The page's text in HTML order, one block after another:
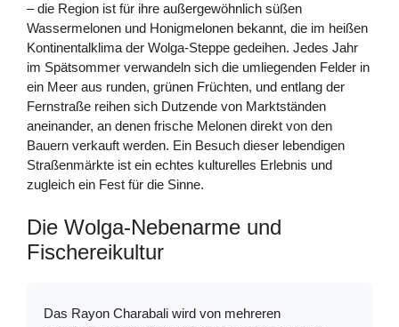
– die Region ist für ihre außergewöhnlich süßen
Wassermelonen und Honigmelonen bekannt, die im heißen
Kontinentalklima der Wolga-Steppe gedeihen. Jedes Jahr
im Spätsommer verwandeln sich die umliegenden Felder in
ein Meer aus runden, grünen Früchten, und entlang der
Fernstraße reihen sich Dutzende von Marktständen
aneinander, an denen frische Melonen direkt von den
Bauern verkauft werden. Ein Besuch dieser lebendigen
Straßenmärkte ist ein echtes kulturelles Erlebnis und
zugleich ein Fest für die Sinne.
Die Wolga-Nebenarme und
Fischereikultur
Das Rayon Charabali wird von mehreren